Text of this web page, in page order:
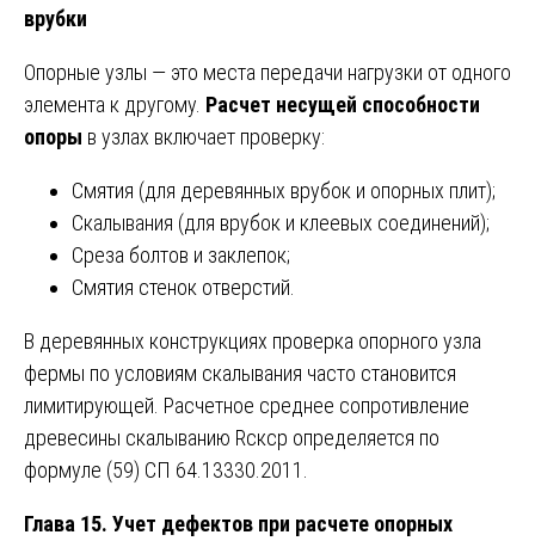
врубки
Опорные узлы — это места передачи нагрузки от одного
элемента к другому. Расчет несущей способности
опоры в узлах включает проверку:
Смятия (для деревянных врубок и опорных плит);
Скалывания (для врубок и клеевых соединений);
Среза болтов и заклепок;
Смятия стенок отверстий.
В деревянных конструкциях проверка опорного узла
фермы по условиям скалывания часто становится
лимитирующей. Расчетное среднее сопротивление
древесины скалыванию Rскср определяется по
формуле (59) СП 64.13330.2011.
Глава 15. Учет дефектов при расчете опорных